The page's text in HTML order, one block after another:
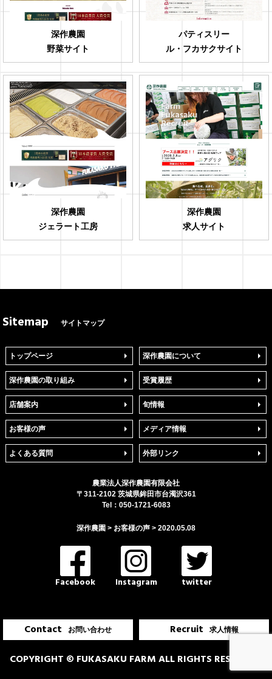
深作農園
野菜サイト
パティスリー
ル・フカサクサイト
深作農園
ジェラート工房
深作農園
求人サイト
Sitemap サイトマップ
トップページ 深作農園について
深作農園の取り組み 受賞履歴
店舗案内 旬情報
お客様の声 メディア情報
よくある質問 外部リンク
農業法人深作農園有限会社
〒 311-2102 茨城県鉾田市台濁沢361
Tel： 050-1721-6083
深作農園 > お客様の声 > 2020.05.08
Facebook Instagram twitter
Contact お問い合わせ Recruit 求人情報
COPYRIGHT © FUKASAKU FARM ALL RIGHTS RESERVED.